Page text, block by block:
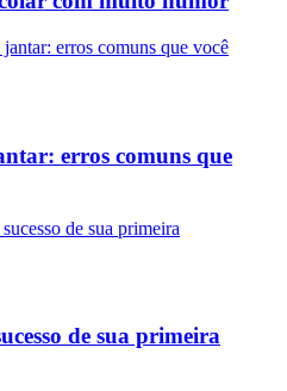
erros comuns que
de sua primeira